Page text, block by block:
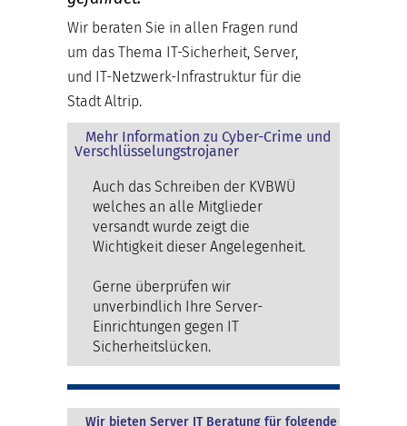
Wir beraten Sie in allen Fragen rund
um das Thema IT-Sicherheit, Server,
und IT-Netzwerk-Infrastruktur für die
Stadt Altrip.
Mehr Information zu Cyber-Crime und
Verschlüsselungstrojaner
Auch das Schreiben der KVBWÜ
welches an alle Mitglieder
versandt wurde zeigt die
Wichtigkeit dieser Angelegenheit.
Gerne überprüfen wir
unverbindlich Ihre Server-
Einrichtungen gegen IT
Sicherheitslücken.
Wir bieten Server IT Beratung für folgende